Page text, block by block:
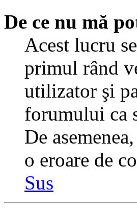
De ce nu mă
Acest lucru
primul rând
utilizator şi
forumului ca
De
o eroare de
Sus